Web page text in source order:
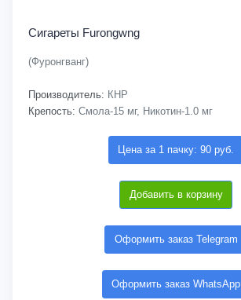
Сигареты Furongwng
(Фуронгванг)
Производитель: КНР
Крепость: Смола-15 мг, Никотин-1.0 мг
Цена за 1 пачку: 90 руб.
Добавить в корзину
Оформить заказ Telegram
Оформить заказ WhatsApp